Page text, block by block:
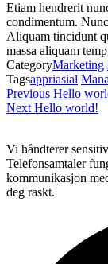
Etiam hendrerit
condimentum.
Aliquam tincidunt
massa aliquam
CategoryMarketing
Tagsappriasial
Previous
Post
Previous Hello
Next
Next Hello world!
Vi håndterer
Telefonsamtaler
kommunikasjon
deg raskt.